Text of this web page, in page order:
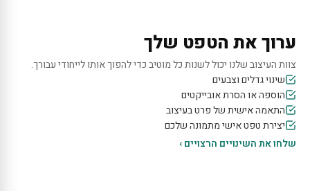
ערוך את הטפט שלך
צוות העיצוב שלנו יכול לשנות כל מוטיב כדי להפוך אותו לייחודי עבורך.
שינוי גדלים וצבעים
הוספה או הסרת אובייקטים
התאמה אישית של פרט בעיצוב
יצירת טפט אישי מתמונה שלכם
שלחו את השינויים הרצויים ›